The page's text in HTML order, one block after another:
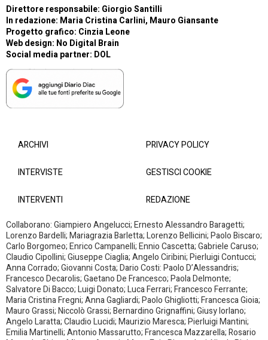
Direttore responsabile: Giorgio Santilli
In redazione: Maria Cristina Carlini, Mauro Giansante
Progetto grafico: Cinzia Leone
Web design: No Digital Brain
Social media partner: DOL
ARCHIVI
INTERVISTE
INTERVENTI
PRIVACY POLICY
GESTISCI COOKIE
REDAZIONE
Collaborano: Giampiero Angelucci; Ernesto Alessandro Baragetti;
Lorenzo Bardelli; Mariagrazia Barletta; Lorenzo Bellicini; Paolo Biscaro;
Carlo Borgomeo; Enrico Campanelli; Ennio Cascetta; Gabriele Caruso;
Claudio Cipollini; Giuseppe Ciaglia; Angelo Ciribini; Pierluigi Contucci;
Anna Corrado; Giovanni Costa; Dario Costi: Paolo D’Alessandris;
Francesco Decarolis; Gaetano De Francesco; Paola Delmonte;
Salvatore Di Bacco; Luigi Donato; Luca Ferrari; Francesco Ferrante;
Maria Cristina Fregni; Anna Gagliardi; Paolo Ghigliotti; Francesca Gioia;
Mauro Grassi; Niccolò Grassi; Bernardino Grignaffini; Giusy Iorlano;
Angelo Laratta; Claudio Lucidi; Maurizio Maresca; Pierluigi Mantini;
Emilia Martinelli; Antonio Massarutto; Francesca Mazzarella; Rosario